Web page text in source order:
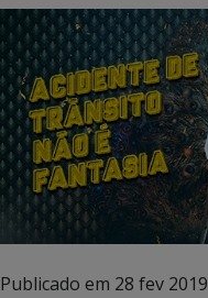
Publicado em 28 fev 2019